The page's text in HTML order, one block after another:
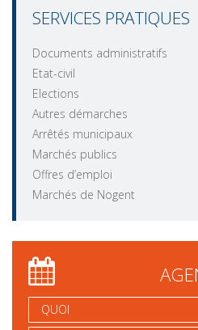
SERVICES PRATIQUES
Documents administratifs
Etat-civil
Elections
Autres démarches
Arrêtés municipaux
Marchés publics
Offres d’emploi
Marchés de Nogent
QUOI